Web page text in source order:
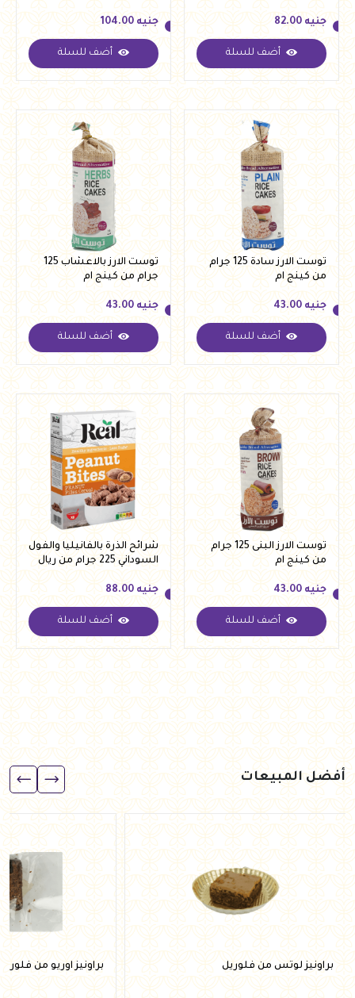
جنيه
جنيه 82.00
أضف للسلة
جنيه
جنيه 104.00
أضف للسلة
توست الارز سادة 125 جرام
من كينج ام
جنيه
جنيه 43.00
أضف للسلة
توست الارز بالاعشاب 125
جرام من كينج ام
جنيه
جنيه 43.00
أضف للسلة
توست الارز البنى 125 جرام
من كينج ام
جنيه
جنيه 43.00
أضف للسلة
شرائح الذرة بالفانيليا والفول
السوداني 225 جرام من ريال
جنيه
جنيه 88.00
أضف للسلة
أفضل المبيعات
براونيز لوتس من فلوريل براونيز اوريو من